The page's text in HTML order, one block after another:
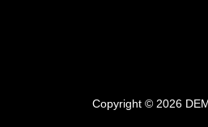
Copyright © 2026